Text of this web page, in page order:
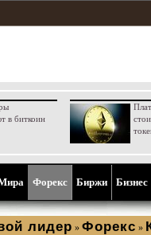
в биткоин
Форекс Биржи Бизнес
лидер » Форекс »